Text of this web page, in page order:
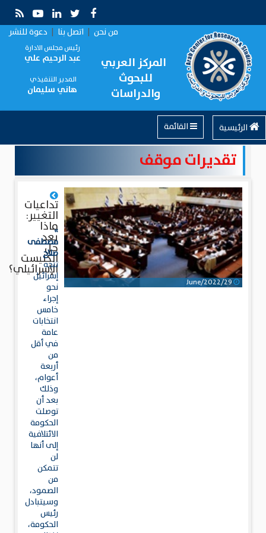
من نحن | اتصل بنا | دعوة للنشر
المركز العربي
للبحوث
والدراسات
رئيس مجلس الادارة
عبد الرحيم علي
المدير التنفيذي
هاني سليمان
الرئيسية
تقديرات موقف
تداعيات
التغيير:
ماذا
بعد
حل
الكنيست
الإسرائيلي؟
»
مصطفى
صلاح
تتجه
إسرائيل
نحو
إجراء
خامس
انتخابات
عامة
في أقل
من
أربعة
أعوام،
وذلك
بعد أن
توصلت
الحكومة
الائتلافية
إلى أنها
لن
تتمكن
من
الصمود،
وسيتبادل
رئيس
الحكومة،